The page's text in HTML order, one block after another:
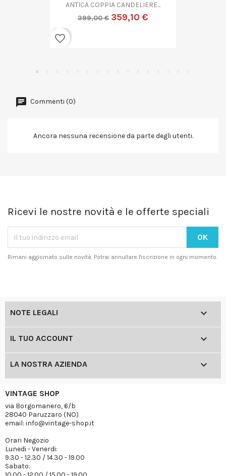
ANTICA COPPA VETRO...
799,00 €
Commenti (0)
Ancora nessuna recensione da parte degli utenti.
Ricevi le nostre novità e le offerte speciali
Rimani aggiornato sulle novità. Potrai annullare l'iscrizione in ogni momento.
NOTE LEGALI 
IL TUO ACCOUNT 
LA NOSTRA AZIENDA 
VINTAGE SHOP
via Borgomanero, 6/b
28040 Paruzzaro (NO)
email: info@vintage-shop.it
Orari Negozio
Lunedi - Venerdi:
9.30 - 12.30 / 14.30 - 19.00
Sabato: